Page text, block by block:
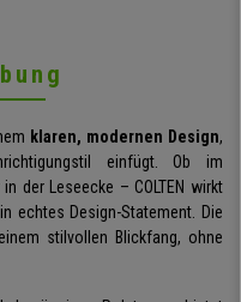
klaren, modernen Design,
einfügt. Ob im
der Leseecke – COLTEN wirkt
echtes Design-Statement. Die
stilvollen Blickfang, ohne